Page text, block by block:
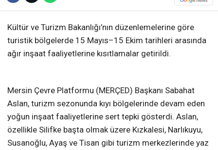
Kültür ve Turizm Bakanlığı’nın düzenlemelerine göre
turistik bölgelerde 15 Mayıs–15 Ekim tarihleri arasında
ağır inşaat faaliyetlerine kısıtlamalar getirildi.
Mersin Çevre Platformu (MERÇED) Başkanı Sabahat
Aslan, turizm sezonunda kıyı bölgelerinde devam eden
yoğun inşaat faaliyetlerine sert tepki gösterdi. Aslan,
özellikle Silifke başta olmak üzere Kızkalesi, Narlıkuyu,
Susanoğlu, Ayaş ve Tisan gibi turizm merkezlerinde yaz